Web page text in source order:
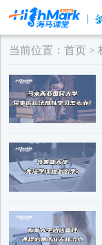
当前位置：首页 >